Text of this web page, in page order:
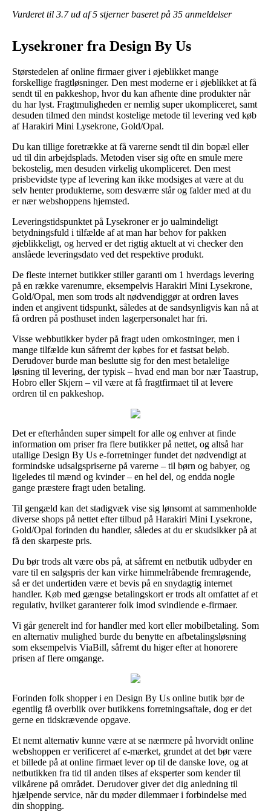
Vurderet til 3.7ud af 5 stjerner baseret på 35 anmeldelser
Lysekroner fra Design By Us
Størstedelen af online firmaer giver i øjeblikket mange
forskellige fragtløsninger. Den mest moderne er i øjeblikket at få
sendt til en pakkeshop, hvor du kan afhente dine produkter når
du har lyst. Fragtmuligheden er nemlig super ukompliceret, samt
desuden tilmed den mindst kostelige metode til levering ved køb
af Harakiri Mini Lysekrone, Gold/Opal.
Du kan tillige foretrække at få varerne sendt til din bopæl eller
ud til din arbejdsplads. Metoden viser sig ofte en smule mere
bekostelig, men desuden virkelig ukompliceret. Den mest
prisbevidste type af levering kan ikke modsiges at være at du
selv henter produkterne, som desværre står og falder med at du
er nær webshoppens hjemsted.
Leveringstidspunktet på Lysekroner er jo ualmindeligt
betydningsfuld i tilfælde af at man har behov for pakken
øjeblikkeligt, og herved er det rigtig aktuelt at vi checker den
anslåede leveringsdato ved det respektive produkt.
De fleste internet butikker stiller garanti om 1 hverdags levering
på en række varenumre, eksempelvis Harakiri Mini Lysekrone,
Gold/Opal, men som trods alt nødvendiggør at ordren laves
inden et angivent tidspunkt, således at de sandsynligvis kan nå at
få ordren på posthuset inden lagerpersonalet har fri.
Visse webbutikker byder på fragt uden omkostninger, men i
mange tilfælde kun såfremt der købes for et fastsat beløb.
Derudover burde man beslutte sig for den mest betalelige
løsning til levering, der typisk – hvad end man bor nær Taastrup,
Hobro eller Skjern – vil være at få fragtfirmaet til at levere
ordren til en pakkeshop.
Det er efterhånden super simpelt for alle og enhver at finde
information om priser fra flere butikker på nettet, og altså har
utallige Design By Us e-forretninger fundet det nødvendigt at
formindske udsalgspriserne på varerne – til børn og babyer, og
ligeledes til mænd og kvinder – en hel del, og endda nogle
gange præstere fragt uden betaling.
Til gengæld kan det stadigvæk vise sig lønsomt at sammenholde
diverse shops på nettet efter tilbud på Harakiri Mini Lysekrone,
Gold/Opal forinden du handler, således at du er skudsikker på at
få den skarpeste pris.
Du bør trods alt være obs på, at såfremt en netbutik udbyder en
vare til en salgspris der kan virke himmelråbende fremragende,
så er det undertiden være et bevis på en snydagtig internet
handler. Køb med gængse betalingskort er trods alt omfattet af et
regulativ, hvilket garanterer folk imod svindlende e-firmaer.
Vi går generelt ind for handler med kort eller mobilbetaling. Som
en alternativ mulighed burde du benytte en afbetalingsløsning
som eksempelvis ViaBill, såfremt du higer efter at honorere
prisen af flere omgange.
Forinden folk shopper i en Design By Us online butik bør de
egentlig få overblik over butikkens forretningsaftale, dog er det
gerne en tidskrævende opgave.
Et nemt alternativ kunne være at se nærmere på hvorvidt online
webshoppen er verificeret af e-mærket, grundet at det bør være
et billede på at online firmaet lever op til de danske love, og at
netbutikken fra tid til anden tilses af eksperter som kender til
vilkårene på området. Derudover giver det dig anledning til
hjælpende service, når du møder dilemmaer i forbindelse med
din shopping.